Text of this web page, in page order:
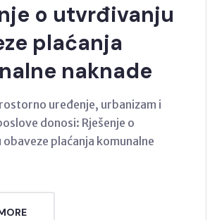
o utvrđivanju
plaćanja
naknade
uređenje, urbanizam i
donosi: Rješenje o
plaćanja komunalne